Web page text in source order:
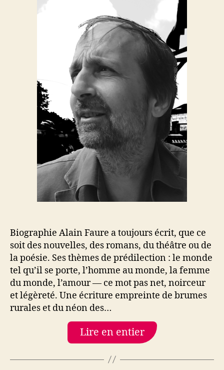
Biographie Alain Faure a toujours écrit, que ce
soit des nouvelles, des romans, du théâtre ou de
la poésie. Ses thèmes de prédilection : le monde
tel qu’il se porte, l’homme au monde, la femme
du monde, l’amour — ce mot pas net, noirceur
et légèreté. Une écriture empreinte de brumes
rurales et du néon des…
Lire en entier